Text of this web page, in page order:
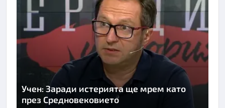
Учен: Заради истерията ще мрем като
през Средновековието